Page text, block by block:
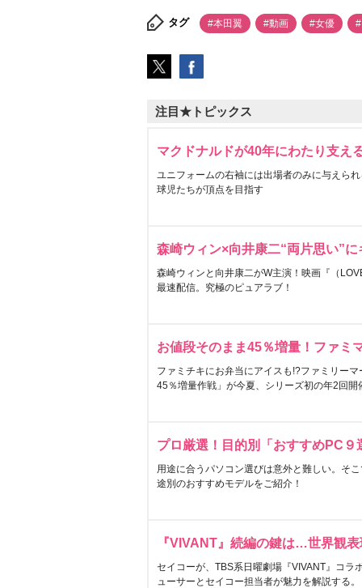
タグ #本田翼 #動画 #女優
注目★トピックス
マクドナルドが40年にわたり支え
ユニフォームの右袖には出場者のみに与えら
球児たちが頂点を目指す
森崎ウィン×向井康二“両片思い”
森崎ウィンと向井康二がW主演！映画『（
最速配信。究極のピュアラブ！
お値段そのまま45％増量！ファミ
ファミチキにお弁当にアイスも!?ファミリー
45％増量作戦」が今夏、シリーズ初の年2回開
プロ厳選！目的別「おすすめPC９
用途に合うパソコン選びは意外と難しい。そ
途別のおすすめモデルをご紹介！
『VIVANT』続編の鍵は…世界観
セイコーが、TBS系日曜劇場『VIVANT』コラ
ューサーとセイコー担当者が魅力を解説する。